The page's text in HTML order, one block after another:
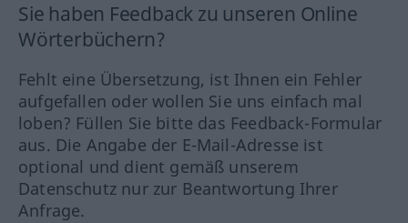
Sie haben Feedback zu unseren Online
Wörterbüchern?
Fehlt eine Übersetzung, ist Ihnen ein Fehler
aufgefallen oder wollen Sie uns einfach mal
loben? Füllen Sie bitte das Feedback-Formular
aus. Die Angabe der E-Mail-Adresse ist
optional und dient gemäß unserem
Datenschutz nur zur Beantwortung Ihrer
Anfrage.